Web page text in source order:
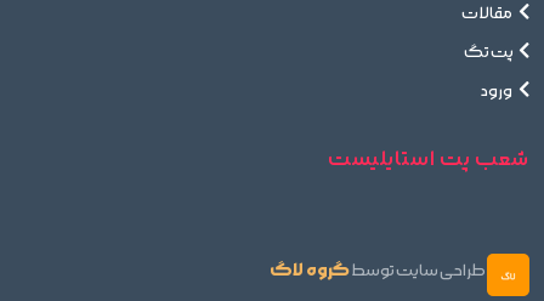
مقالات
پت تگ
ورود
شعب پت استایلیست
طراحی سایت توسطگروه لاگ